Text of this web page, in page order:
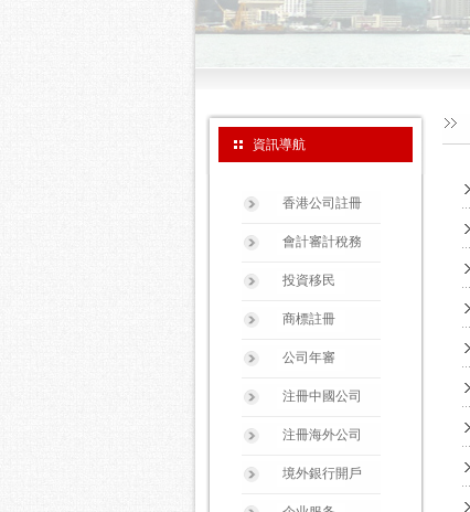
資訊導航
香港公司註冊
會計審計稅務
投資移民
商標註冊
公司年審
注冊中國公司
注冊海外公司
境外銀行開戶